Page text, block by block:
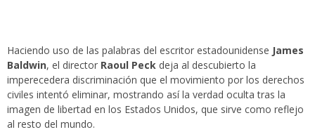
Haciendo uso de las palabras del escritor estadounidense James
Baldwin, el director Raoul Peck deja al descubierto la
imperecedera discriminación que el movimiento por los derechos
civiles intentó eliminar, mostrando así la verdad oculta tras la
imagen de libertad en los Estados Unidos, que sirve como reflejo
al resto del mundo.